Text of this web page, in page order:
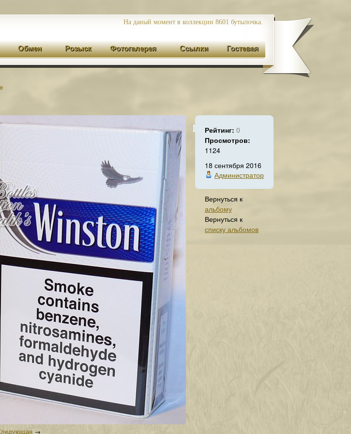
На даный момент в коллекции 8601 бутылочка.
Обмен Розыск Фотогалерея Ссылки Гостевая
→
Рейтинг: 0
Просмотров:
1124
18 сентября 2016
Администратор
Вернуться к
альбому
Вернуться к
списку альбомов